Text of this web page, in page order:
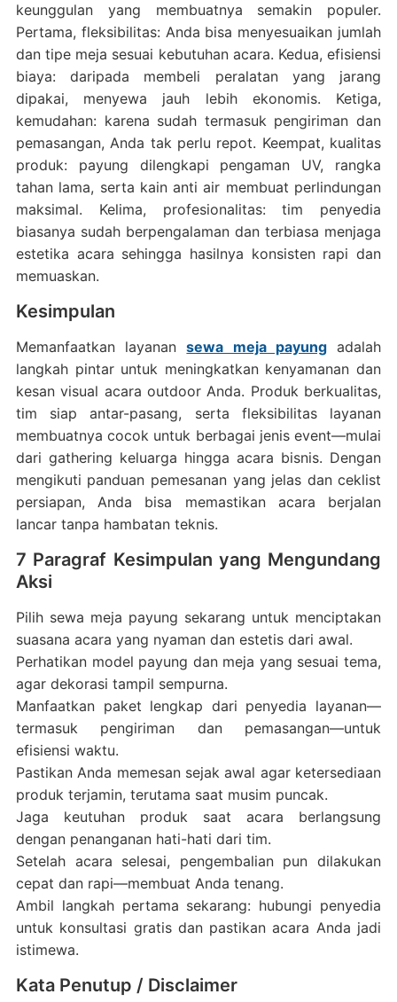
keunggulan yang membuatnya semakin populer.
Pertama, fleksibilitas: Anda bisa menyesuaikan jumlah
dan tipe meja sesuai kebutuhan acara. Kedua, efisiensi
biaya: daripada membeli peralatan yang jarang
dipakai, menyewa jauh lebih ekonomis. Ketiga,
kemudahan: karena sudah termasuk pengiriman dan
pemasangan, Anda tak perlu repot. Keempat, kualitas
produk: payung dilengkapi pengaman UV, rangka
tahan lama, serta kain anti air membuat perlindungan
maksimal. Kelima, profesionalitas: tim penyedia
biasanya sudah berpengalaman dan terbiasa menjaga
estetika acara sehingga hasilnya konsisten rapi dan
memuaskan.
Kesimpulan
Memanfaatkan layanansewa meja payungadalah
langkah pintar untuk meningkatkan kenyamanan dan
kesan visual acara outdoor Anda. Produk berkualitas,
tim siap antar-pasang, serta fleksibilitas layanan
membuatnya cocok untuk berbagai jenis event—mulai
dari gathering keluarga hingga acara bisnis. Dengan
mengikuti panduan pemesanan yang jelas dan ceklist
persiapan, Anda bisa memastikan acara berjalan
lancar tanpa hambatan teknis.
7 Paragraf Kesimpulan yang Mengundang
Aksi
Pilih sewa meja payung sekarang untuk menciptakan
suasana acara yang nyaman dan estetis dari awal.
Perhatikan model payung dan meja yang sesuai tema,
agar dekorasi tampil sempurna.
Manfaatkan paket lengkap dari penyedia layanan—
termasuk pengiriman dan pemasangan—untuk
efisiensi waktu.
Pastikan Anda memesan sejak awal agar ketersediaan
produk terjamin, terutama saat musim puncak.
Jaga keutuhan produk saat acara berlangsung
dengan penanganan hati-hati dari tim.
Setelah acara selesai, pengembalian pun dilakukan
cepat dan rapi—membuat Anda tenang.
Ambil langkah pertama sekarang: hubungi penyedia
untuk konsultasi gratis dan pastikan acara Anda jadi
istimewa.
Kata Penutup / Disclaimer